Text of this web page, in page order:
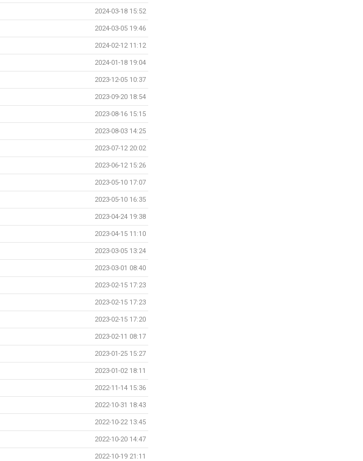
2024-03-18 15:52
2024-03-05 19:46
2024-02-12 11:12
2024-01-18 19:04
2023-12-05 10:37
2023-09-20 18:54
2023-08-16 15:15
2023-08-03 14:25
2023-07-12 20:02
2023-06-12 15:26
2023-05-10 17:07
2023-05-10 16:35
2023-04-24 19:38
2023-04-15 11:10
2023-03-05 13:24
2023-03-01 08:40
2023-02-15 17:23
2023-02-15 17:23
2023-02-15 17:20
2023-02-11 08:17
2023-01-25 15:27
2023-01-02 18:11
2022-11-14 15:36
2022-10-31 18:43
2022-10-22 13:45
2022-10-20 14:47
2022-10-19 21:11